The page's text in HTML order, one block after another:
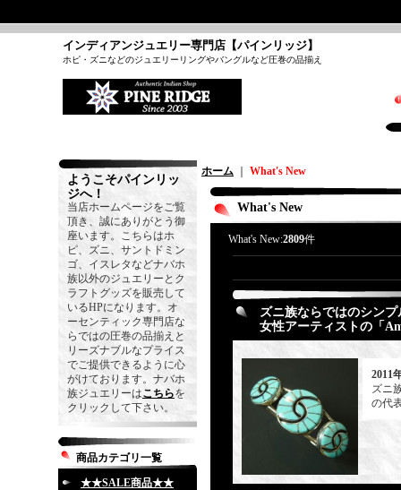
インディアンジュエリー専門店【パインリッジ】
ホピ・ズニなどのジュエリーリングやバングルなど圧巻の品揃え
ようこそパインリッ
ジへ！
当店ホームページをご覧
頂き、誠にありがとう御
座います。こちらはホ
ピ、ズニ、サントドミン
ゴ、イスレタなどナバホ
族以外のジュエリーとク
ラフトグッズを販売して
いるHPになります。オ
ーセンティック専門店な
らではの圧巻の品揃えと
リーズナブルなプライス
でご提供できるように心
がけております。ナバホ
族ジュエリーはこちらを
クリックして下さい。
商品カテゴリ一覧
★★SALE商品★★
ホーム What's New
What's New
What's New:2809件
ズニ族ならではのシン
女性アーティストの「
2011
ズニ
の代